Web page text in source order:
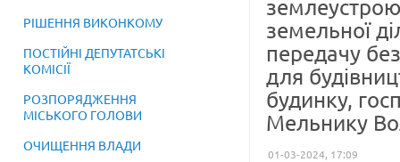
РІШЕННЯ ВИКОНКОМУ
ПОСТІЙНІ ДЕПУТАТСЬКІ
КОМІСІЇ
РОЗПОРЯДЖЕННЯ
МІСЬКОГО ГОЛОВИ
ОЧИЩЕННЯ ВЛАДИ
земельної
передачу
для
будинку,
Мельнику
01-03-2024, 17:09